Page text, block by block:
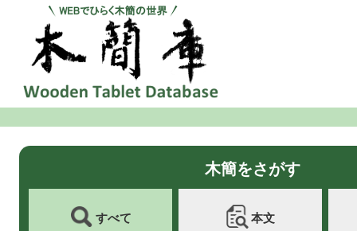
木簡をさがす
すべて 本文